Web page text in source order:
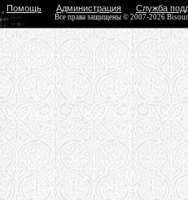
Помощь Администрация Служба
Все права защищены © 2007-2026